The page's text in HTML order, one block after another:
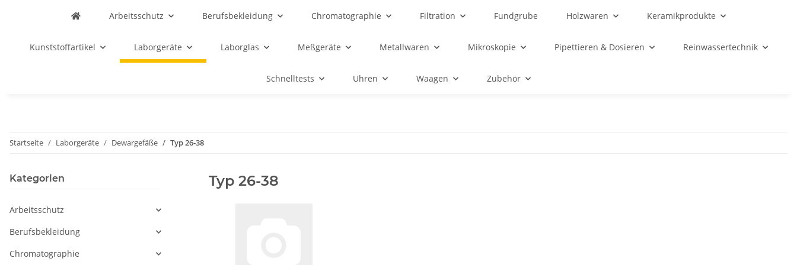
Arbeitsschutz Berufsbekleidung Chromatographie Filtration Fundgrube Holzwaren Keramikprodukte
Kunststoffartikel Laborgeräte Laborglas Meßgeräte Metallwaren Mikroskopie Pipettieren & Dosieren Reinwassertechnik
Schnelltests Uhren Waagen Zubehör
Startseite Laborgeräte Dewargefäße Typ 26-38
Typ 26-38
Kategorien
Arbeitsschutz
Berufsbekleidung
Chromatographie